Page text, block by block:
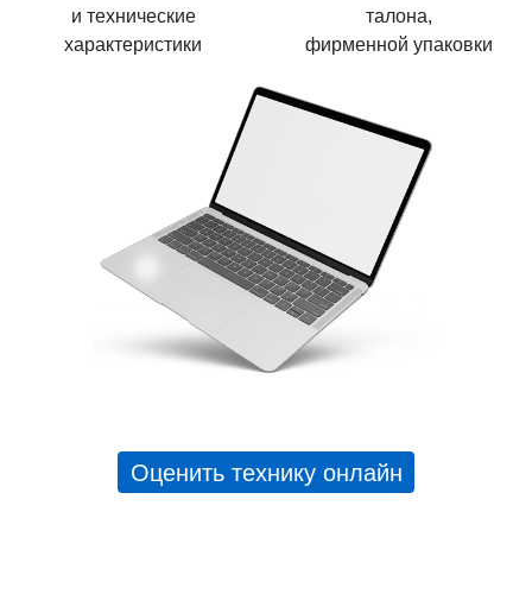
и технические
характеристики
талона,
фирменной упаковки
Оценить технику онлайн